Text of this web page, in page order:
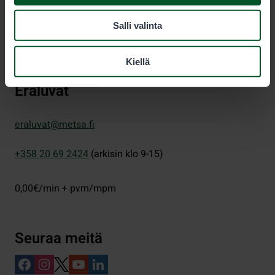
Salli valinta
Kiellä
PL 80 (Opastinsilta 12 C)
00521Helsinki
Eräluvat
eraluvat@metsa.fi
+358 20 69 2424 (arkisin klo 9-15)
0,00€/min + pvm/mpm
Seuraa meitä